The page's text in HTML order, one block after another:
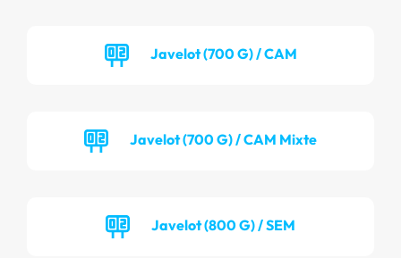
Javelot (700 G) / CAM
Javelot (700 G) / CAM Mixte
Javelot (800 G) / SEM